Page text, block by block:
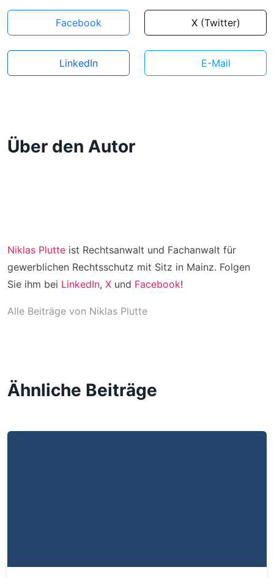
Facebook X (Twitter)
LinkedIn E-Mail
Über den Autor
Niklas Plutte ist Rechtsanwalt und Fachanwalt für
gewerblichen Rechtsschutz mit Sitz in Mainz. Folgen
Sie ihm bei LinkedIn, X und Facebook!
Alle Beiträge von Niklas Plutte
Ähnliche Beiträge